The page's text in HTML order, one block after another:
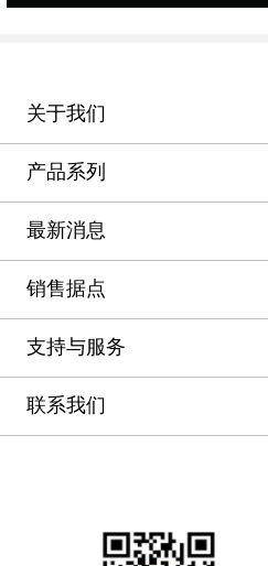
关于我们
产品系列
最新消息
销售据点
支持与服务
联系我们